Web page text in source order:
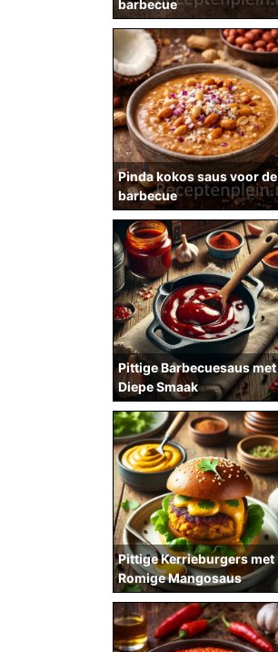
barbecue
Pinda kokos saus voor de
barbecue
Pittige Barbecuesaus met
Diepe Smaak
Pittige Kerrieburgers met
Romige Mangosaus